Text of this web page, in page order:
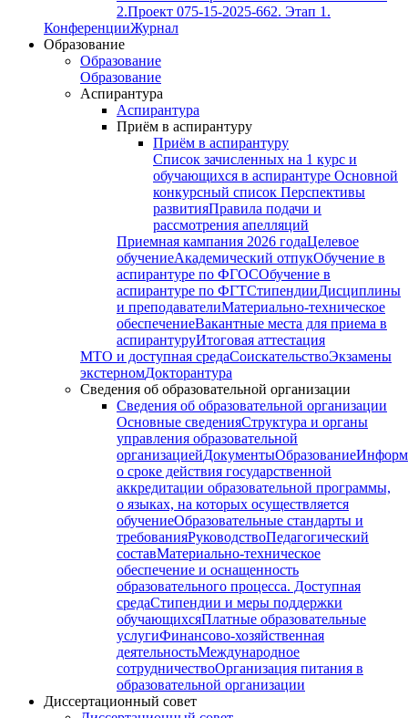
2.Проект 075-15-2025-662. Этап 1.
КонференцииЖурнал
Образование
Образование
Образование
Аспирантура
Аспирантура
Приём в аспирантуру
Приём в аспирантуру
Список зачисленных на 1 курс и
обучающихся в аспирантуре Основной
конкурсный список Перспективы
развитияПравила подачи и
рассмотрения апелляций
Приемная кампания 2026 годаЦелевое
обучениеАкадемический отпукОбучение в
аспирантуре по ФГОСОбучение в
аспирантуре по ФГТСтипендииДисциплины
и преподавателиМатериально-техническое
обеспечениеВакантные места для приема в
аспирантуруИтоговая аттестация
МТО и доступная средаСоискательствоЭкзамены
экстерномДокторантура
Сведения об образовательной организации
Сведения об образовательной организации
Основные сведенияСтруктура и органы
управления образовательной
организациейДокументыОбразование
о сроке действия государственной
аккредитации образовательной программы,
о языках, на которых осуществляется
обучениеОбразовательные стандарты и
требованияРуководствоПедагогический
составМатериально-техническое
обеспечение и оснащенность
образовательного процесса. Доступная
средаСтипендии и меры поддержки
обучающихсяПлатные образовательные
услугиФинансово-хозяйственная
деятельностьМеждународное
сотрудничествоОрганизация питания в
образовательной организации
Диссертационный совет